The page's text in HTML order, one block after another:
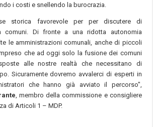
i costi e snellendo la burocrazia.
storica favorevole per per discutere di
comuni. Di fronte a una ridotta autonomia
le amministrazioni comunali, anche di piccoli
che ad oggi solo la fusione dei comuni
alle nostre realtà che necessitano di
Sicuramente dovremo avvalerci di esperti in
che hanno già avviato il percorso",
, membro della commissione e consigliere
di Articoli 1 – MDP.